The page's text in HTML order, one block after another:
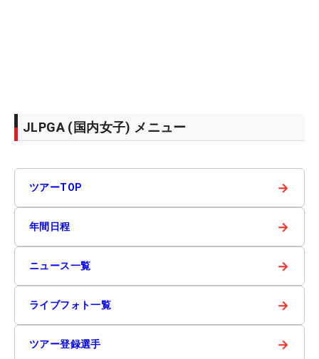
JLPGA (国内女子) メニュー
ツアーTOP →
年間日程 →
ニュース一覧 →
ライブフォト一覧 →
ツアー登録選手 →